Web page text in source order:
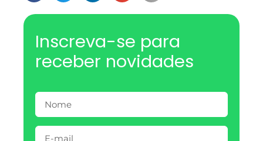
Inscreva-se para
receber novidades